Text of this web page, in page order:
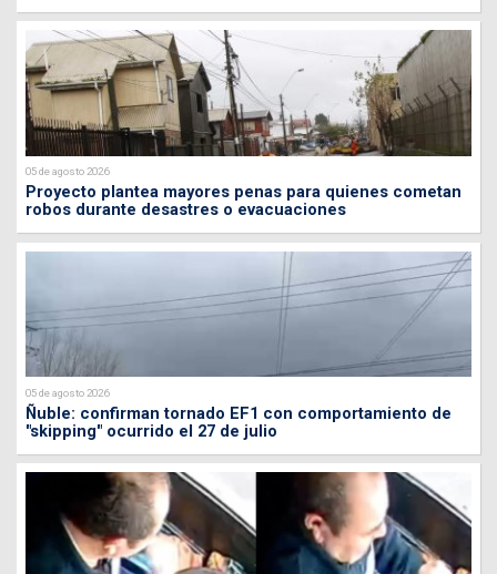
05 de agosto 2026
Proyecto plantea mayores penas para quienes cometan
robos durante desastres o evacuaciones
05 de agosto 2026
Ñuble: confirman tornado EF1 con comportamiento de
"skipping" ocurrido el 27 de julio